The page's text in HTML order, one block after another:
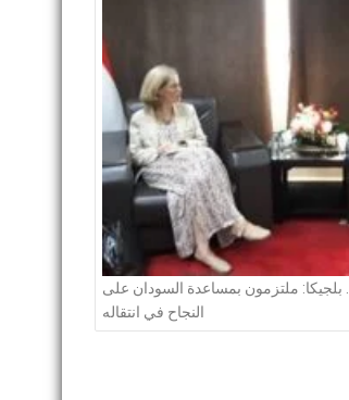
ملتزمون بمساعدة السودان على
النجاح في انتقاله